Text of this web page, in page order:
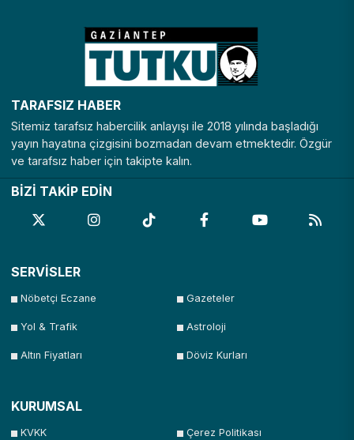
TARAFSIZ HABER
Sitemiz tarafsız habercilik anlayışı ile 2018 yılında başladığı
yayın hayatına çizgisini bozmadan devam etmektedir. Özgür
ve tarafsız haber için takipte kalın.
BİZİ TAKİP EDİN
SERVİSLER
Nöbetçi Eczane Gazeteler
Yol & Trafik Astroloji
Altın Fiyatları Döviz Kurları
KURUMSAL
KVKK Çerez Politikası